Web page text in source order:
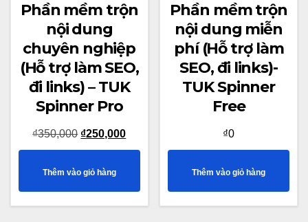
Phần mềm trộn
nội dung
chuyên nghiệp
(Hỗ trợ làm SEO,
đi links) – TUK
Spinner Pro
₫350,000 Giá
gốc
là:
₫350,000.
₫250,000Giá
hiện
là:
Thêm vào giỏ hàng
Phần mềm trộn
nội dung miễn
phí (Hỗ trợ làm
SEO, đi links)-
TUK Spinner
Free
₫0
Thêm vào giỏ hàng